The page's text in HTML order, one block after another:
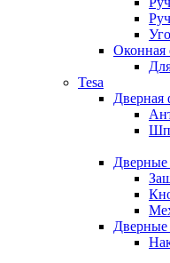
Оконная
Tesa
Дверная
Дверные
Дверные